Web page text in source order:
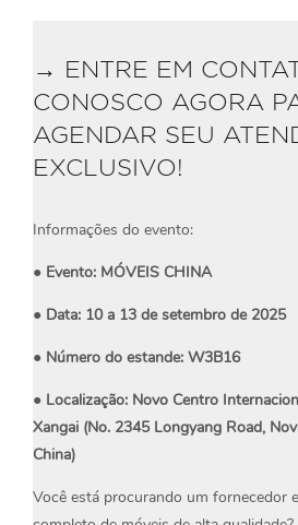
→ ENTRE EM
CONOSCO AGORA
AGENDAR SEU
EXCLUSIVO!
Informações do evento:
● Evento: MÓVEIS CHINA
● Data: 10 a 13 de setembro de 2025
● Número do estande: W3B16
● Localização: Novo Centro
Xangai (No. 2345 Longyang Road,
China)
Você está procurando um fornecedor